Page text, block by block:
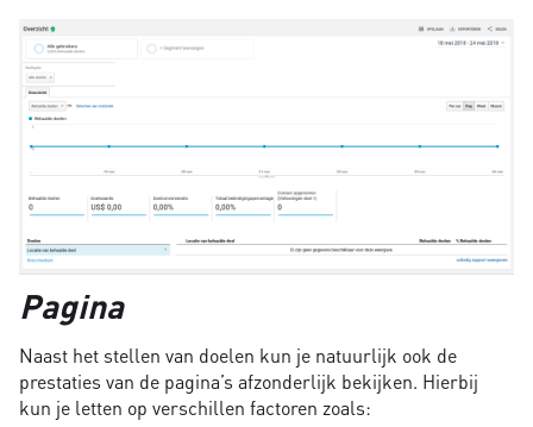
Pagina
Naast het stellen van doelen kun je natuurlijk ook de
prestaties van de pagina’s afzonderlijk bekijken. Hierbij
kun je letten op verschillen factoren zoals: